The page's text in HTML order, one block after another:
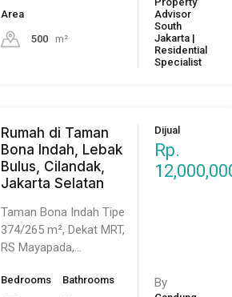
Area
500 m²
Advisor
South
Jakarta |
Residential
Specialist
Rumah di Taman
Bona Indah, Lebak
Bulus, Cilandak,
Jakarta Selatan
Taman Bona Indah Tipe
374/265 m², Dekat MRT,
RS Mayapada,…
Bedrooms Bathrooms
Dijual
Rp.
By